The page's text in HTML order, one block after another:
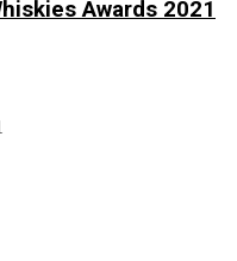
Awards 2021